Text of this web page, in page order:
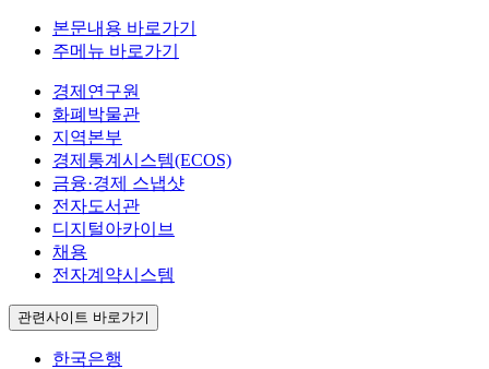
본문내용 바로가기
주메뉴 바로가기
경제연구원
화폐박물관
지역본부
경제통계시스템(ECOS)
금융·경제 스냅샷
전자도서관
디지털아카이브
채용
전자계약시스템
관련사이트 바로가기
한국은행